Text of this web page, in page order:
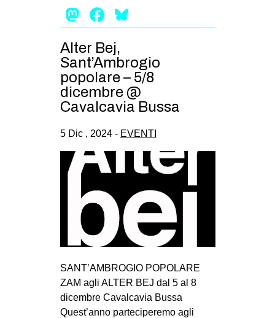
SEARCH
Mastodon
Facebook
Alter Bej,
Sant’Ambrogio
popolare – 5/8
dicembre @
Cavalcavia Bussa
5 Dic , 2024 - EVENTI
SANT’AMBROGIO POPOLARE
ZAM agli ALTER BEJ dal 5 al 8
dicembre Cavalcavia Bussa
Quest’anno parteciperemo agli